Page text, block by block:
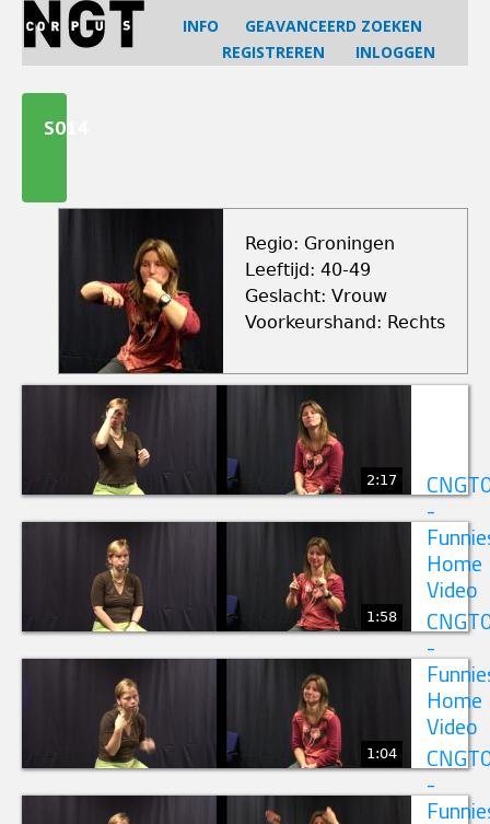
Jump
navigation
INFO
GEAVANCEERD ZOEKEN
REGISTREREN
INLOGGEN
topS014
Regio: Groningen
Leeftijd: 40-49
Geslacht: Vrouw
Voorkeurshand: Rechts
2:17
-
Home
Video
1:58
-
Home
Video
1:04
-